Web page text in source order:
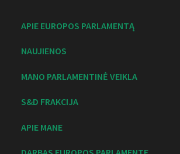
APIE EUROPOS PARLAMENTĄ
NAUJIENOS
MANO PARLAMENTINĖ VEIKLA
S&D FRAKCIJA
APIE MANE